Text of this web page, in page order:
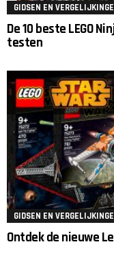
GIDSEN EN
De 10 beste LEGO
testen
GIDSEN EN
Ontdek de nieuwe